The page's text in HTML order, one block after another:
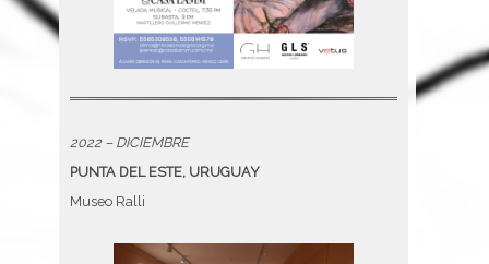
2022 – DICIEMBRE
PUNTA DEL ESTE, URUGUAY
Museo Ralli